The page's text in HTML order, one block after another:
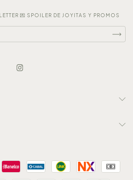
💌 SPOILER DE JOYITAS Y PROMOS